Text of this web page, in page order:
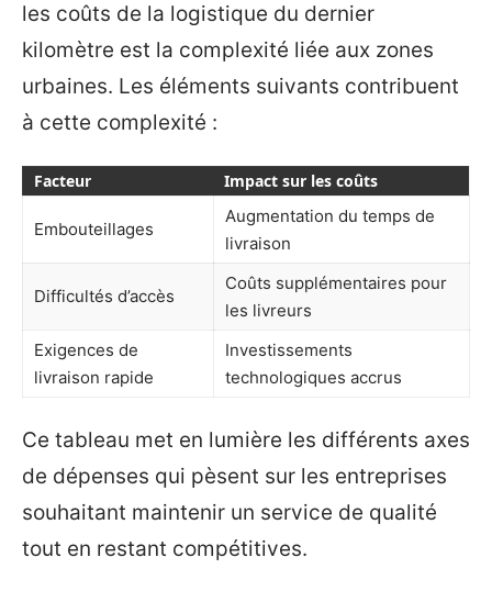
les coûts de la logistique du dernier
kilomètre est la complexité liée aux zones
urbaines. Les éléments suivants contribuent
à cette complexité :
Facteur Impact sur les coûts
Embouteillages
Augmentation du temps de
livraison
Difficultés d’accès
Coûts supplémentaires pour
les livreurs
Exigences de
livraison rapide
Investissements
technologiques accrus
Ce tableau met en lumière les différents axes
de dépenses qui pèsent sur les entreprises
souhaitant maintenir un service de qualité
tout en restant compétitives.